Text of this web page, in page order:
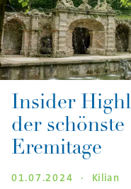
Insider
der
Eremitage
01.07.2024 · Kilian